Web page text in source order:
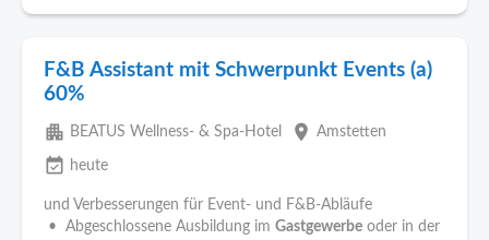
F&B Assistant mit Schwerpunkt Events (a)
60%
apartment BEATUS Wellness- & Spa-Hotel place Amstetten
event_available heute
und Verbesserungen für Event- und F&B-Abläufe
• Abgeschlossene Ausbildung im Gastgewerbe oder in der